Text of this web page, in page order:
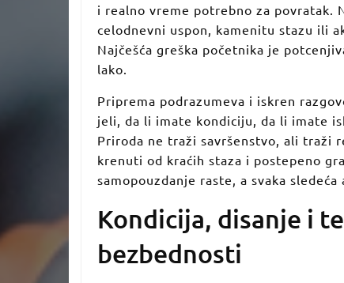
i realno vreme potrebno za povratak.
celodnevni uspon, kamenitu stazu ili
Najčešća greška početnika je
lako.
Priprema podrazumeva i iskren
jeli, da li imate kondiciju, da li imate
Priroda ne traži savršenstvo, ali traži
krenuti od kraćih staza i postepeno
samopouzdanje raste, a svaka
Kondicija, disanje i
bezbednosti